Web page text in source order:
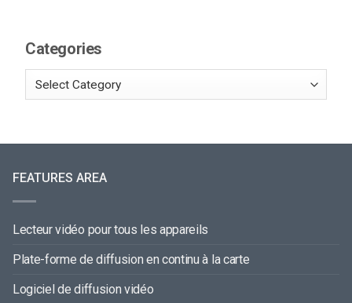
Categories
FEATURES AREA
Lecteur vidéo pour tous les appareils
Plate-forme de diffusion en continu à la carte
Logiciel de diffusion vidéo